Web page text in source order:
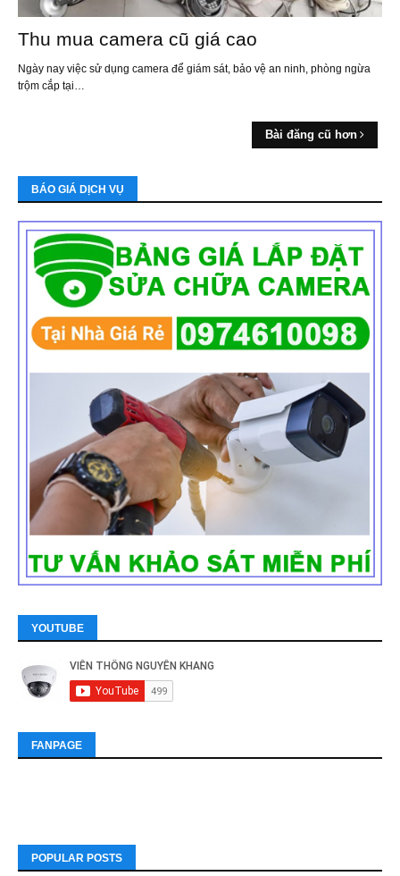
Thu mua camera cũ giá cao
Ngày nay việc sử dụng camera để giám sát, bảo vệ an ninh, phòng ngừa
trộm cắp tại…
Bài đăng cũ hơn
BÁO GIÁ DỊCH VỤ
YOUTUBE
FANPAGE
POPULAR POSTS